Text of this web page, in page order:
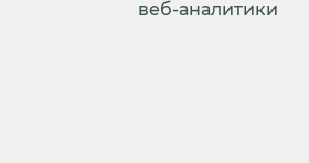
веб-аналитики